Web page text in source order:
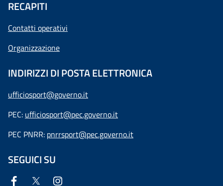
RECAPITI
Contatti operativi
Organizzazione
INDIRIZZI DI POSTA ELETTRONICA
ufficiosport@governo.it
PEC: ufficiosport@pec.governo.it
PEC PNRR: pnrrsport@pec.governo.it
SEGUICI SU